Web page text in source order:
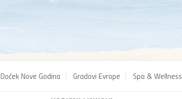
Doček Nove Godina Gradovi Evrope Spa & Wellness